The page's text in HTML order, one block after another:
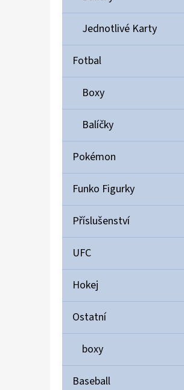
Jednotlivé Karty
Fotbal
Boxy
Balíčky
Pokémon
Funko Figurky
Příslušenství
UFC
Hokej
Ostatní
boxy
Baseball